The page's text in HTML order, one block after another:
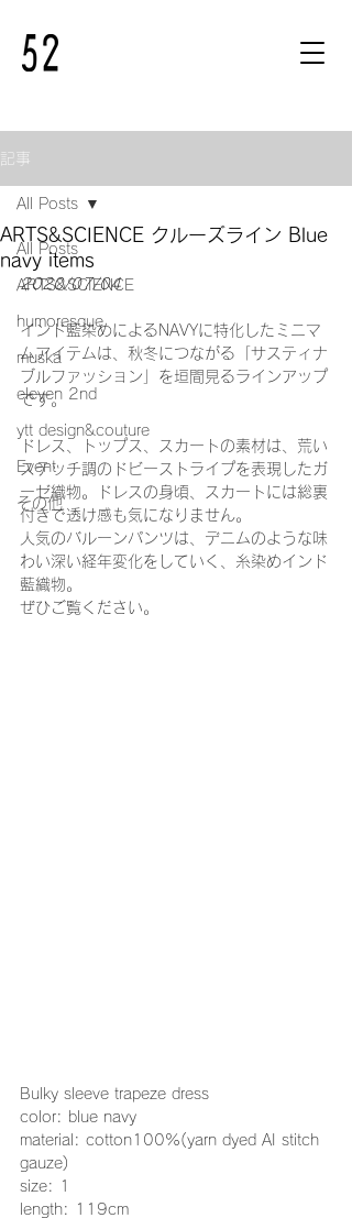
記事
All Posts
ARTS&SCIENCE
humoresque
muska
eleven 2nd
ytt design&couture
Event
その他
All Posts
ARTS&SCIENCE クルーズライン Blue
navy items
2020/07/04
インド藍染めによるNAVYに特化したミニマ
ムアイテムは、秋冬につながる「サスティナ
ブルファッション」を垣間見るラインアップ
です。
ドレス、トップス、スカートの素材は、荒い
ステッチ調のドビーストライプを表現したガ
ーゼ織物。ドレスの身頃、スカートには総裏
付きで透け感も気になりません。
人気のバルーンパンツは、デニムのような味
わい深い経年変化をしていく、糸染めインド
藍織物。
ぜひご覧ください。
Bulky sleeve trapeze dress
color: blue navy
material: cotton100%(yarn dyed AI stitch
gauze)
size: 1
length: 119cm